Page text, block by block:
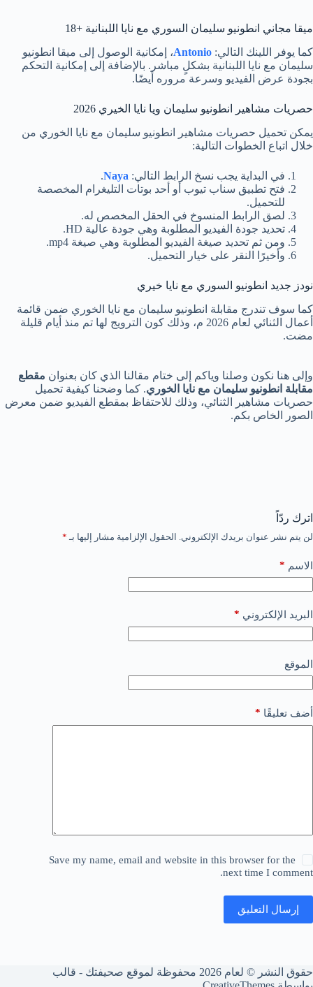
ميقا مجاني انطونيو سليمان السوري مع نايا اللبنانية +18
كما يوفر اللينك التالي: Antonio، إمكانية الوصول إلى ميقا انطونيو
سليمان مع نايا اللبنانية بشكلٍ مباشر. بالإضافة إلى إمكانية التحكم
بجودة عرض الفيديو وسرعة مروره أيضًا.
حصريات مشاهير انطونيو سليمان ويا نايا الخيري 2026
يمكن تحميل حصريات مشاهير انطونيو سليمان مع نايا الخوري من
خلال اتباع الخطوات التالية:
في البداية يجب نسخ الرابط التالي: Naya
.
فتح تطبيق سناب تيوب أو أحد بوتات التليغرام المخصصة
للتحميل.
لصق الرابط المنسوخ في الحقل المخصص له.
تحديد جودة الفيديو المطلوبة وهي جودة عالية HD.
ومن ثم تحديد صيغة الفيديو المطلوبة وهي صيغة mp4.
وأخيرًا النقر على خيار التحميل.
نودز جديد انطونيو السوري مع نايا خيري
كما سوف تندرج مقابلة انطونيو سليمان مع نايا الخوري ضمن قائمة
أعمال الثنائي لعام 2026 م، وذلك كون الترويج لها تم منذ أيام قليلة
مضت.
وإلى هنا نكون وصلنا وياكم إلى ختام مقالنا الذي كان بعنوان مقطع
مقابلة انطونيو سليمان مع نايا الخوري. كما وضحنا كيفية تحميل
حصريات مشاهير الثنائي، وذلك للاحتفاظ بمقطع الفيديو ضمن معرض
الصور الخاص بكم.
اترك ردّاً
لن يتم نشر عنوان بريدك الإلكتروني. الحقول الإلزامية مشار إليها بـ *
الاسم *
البريد الإلكتروني *
الموقع
أضف تعليقًا *
Save my name, email and website in this browser for the
next time I comment.
إرسال التعليق
حقوق النشر © لعام 2026 محفوظة لموقع صحيفتك - قالب